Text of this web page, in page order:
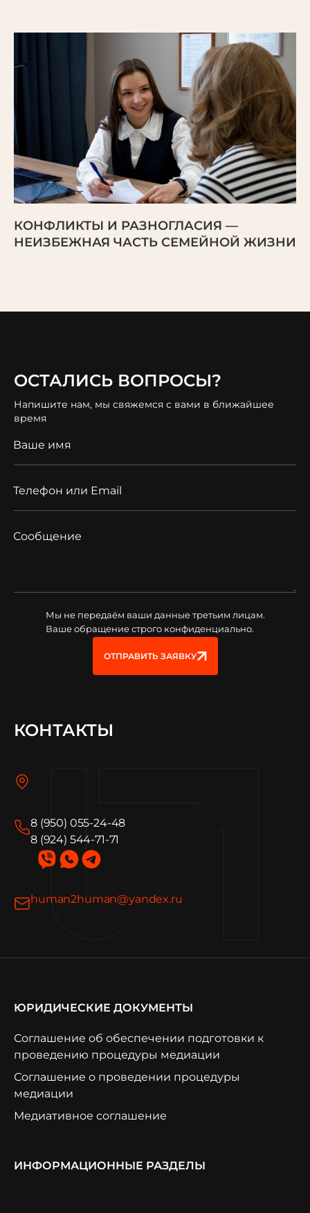
КОНФЛИКТЫ И РАЗНОГЛАСИЯ —
НЕИЗБЕЖНАЯ ЧАСТЬ СЕМЕЙНОЙ ЖИЗНИ
КОНТАКТЫ
8 (924) 544-71-71
8 (950) 055-24-48
human2human@yandex.ru
ОСТАЛИСЬ ВОПРОСЫ?
Напишите нам, мы свяжемся с вами в ближайшее
время
Ваше имя
Телефон или Email
Сообщение
Мы не передаём ваши данные третьим лицам.
Ваше обращение строго конфиденциально.
ОТПРАВИТЬ ЗАЯВКУ
ЮРИДИЧЕСКИЕ ДОКУМЕНТЫ
Соглашение об обеспечении подготовки к
проведению процедуры медиации
Соглашение о проведении процедуры
медиации
Медиативное соглашение
ИНФОРМАЦИОННЫЕ РАЗДЕЛЫ